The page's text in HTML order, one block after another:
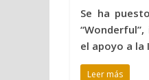
Se ha
el apoyo a la
Leer más